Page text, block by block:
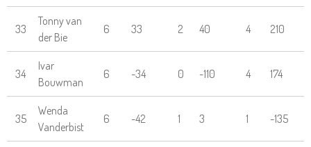
33
Tonny van
der Bie
6 33 2 40 4 210
34
Ivar
Bouwman
6 -34 0 -110 4 174
35
Wenda
Vanderbist
6 -42 1 3 1 -135